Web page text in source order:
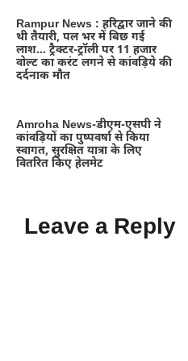
Rampur News : हरिद्वार जाने की
थी तैयारी, पल भर में बिछ गई
लाश… ट्रैक्टर-ट्रॉली पर 11 हजार
वोल्ट का करंट लगने से कांवड़िये की
दर्दनाक मौत
Amroha News-डीएम-एसपी ने
कांवड़ियों का पुष्पवर्षा से किया
स्वागत, सुरक्षित यात्रा के लिए
वितरित किए हेलमेट
Leave a Reply